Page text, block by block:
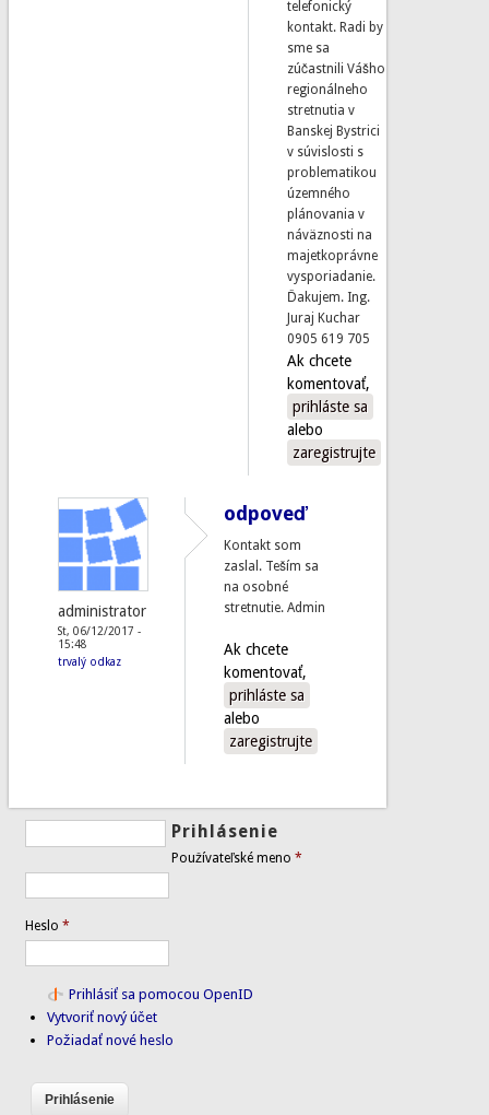
telefonický
kontakt. Radi by
sme sa
zúčastnili Vášho
regionálneho
stretnutia v
Banskej Bystrici
v súvislosti s
problematikou
územného
plánovania v
náväznosti na
majetkoprávne
vysporiadanie.
Ďakujem. Ing.
Juraj Kuchar
0905 619 705
Ak chcete
komentovať,
prihláste sa
alebo
zaregistrujte
administrator
St, 06/12/2017 -
15:48
trvalý odkaz
odpoveď
Kontakt som
zaslal. Teším sa
na osobné
stretnutie. Admin
Ak chcete
komentovať,
prihláste sa
alebo
zaregistrujte
Prihlásenie
Používateľské meno*
Heslo*
Prihlásiť sa pomocou OpenID
Vytvoriť nový účet
Požiadať nové heslo